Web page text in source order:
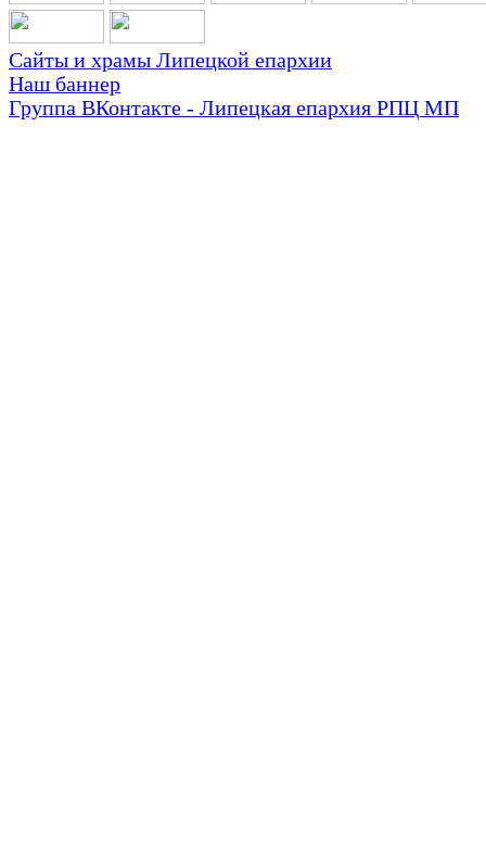
Сайты и храмы Липецкой епархии
Наш баннер
Группа ВКонтакте - Липецкая епархия РПЦ МП